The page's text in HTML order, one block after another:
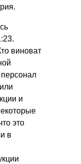
виноват
и
это
в